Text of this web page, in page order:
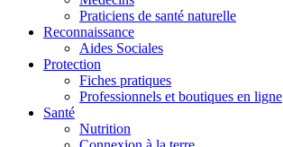
Praticiens de santé naturelle
Reconnaissance
Aides Sociales
Protection
Fiches pratiques
Professionnels et boutiques en ligne
Santé
Nutrition